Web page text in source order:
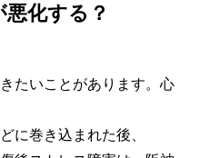
化する？
たいことがあります。心
に巻き込まれた後、